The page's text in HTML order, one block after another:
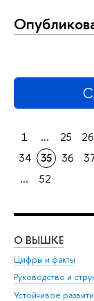
1 ... 25 26
34
35 36
...
52
О ВЫШКЕ
Цифры и факты
Руководство и
Устойчивое